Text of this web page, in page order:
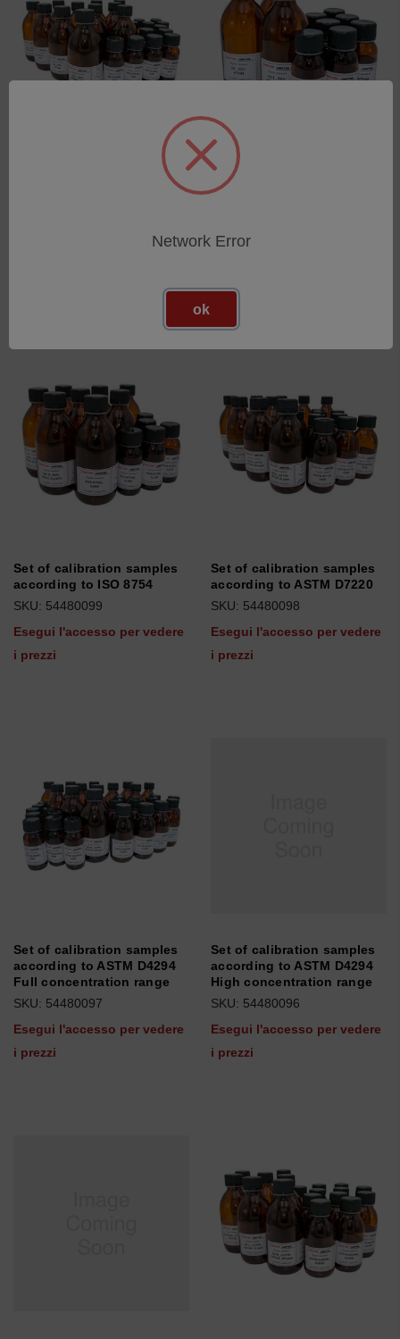
Set of calibration samples
according to ISO 8754 Full
Esegui l'accesso per vedere
Set of calibration samples
according to ISO 8754 High
Esegui l'accesso per vedere
Set of calibration samples
according to ISO 8754
SKU: 54480099
Esegui l'accesso per vedere
i prezzi
Set of calibration samples
according to ASTM D7220
SKU: 54480098
Esegui l'accesso per vedere
i prezzi
Set of calibration samples
according to ASTM D4294
Full concentration range
SKU: 54480097
Esegui l'accesso per vedere
i prezzi
Set of calibration samples
according to ASTM D4294
High concentration range
SKU: 54480096
Esegui l'accesso per vedere
i prezzi
Network Error
ok